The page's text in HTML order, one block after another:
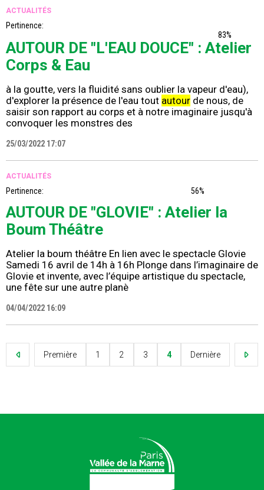
ACTUALITÉS
Pertinence:
83%
AUTOUR DE "L'EAU DOUCE" : Atelier
Corps & Eau
à la goutte, vers la fluidité sans oublier la vapeur d'eau),
d'explorer la présence de l'eau tout autour de nous, de
saisir son rapport au corps et à notre imaginaire jusqu'à
convoquer les monstres des
25/03/2022 17:07
ACTUALITÉS
Pertinence: 56%
AUTOUR DE "GLOVIE" : Atelier la
Boum Théâtre
Atelier la boum théâtre En lien avec le spectacle Glovie
Samedi 16 avril de 14h à 16h Plonge dans l’imaginaire de
Glovie et invente, avec l’équipe artistique du spectacle,
une fête sur une autre planè
04/04/2022 16:09
Première 1 2 3 4 Dernière